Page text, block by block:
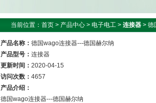
当前位置： 首页 > 产品中心 > 电子电工 > 连接器 > 德
产品名称： 德国wago连接器---德国赫尔纳
产品型号： 连接器
更新时间： 2020-04-15
访问次数： 4657
产品介绍：
德国wago连接器---德国赫尔纳